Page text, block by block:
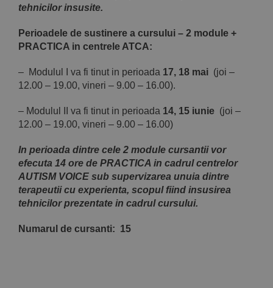
tehnicilor insusite.
Perioadele de sustinere a cursului – 2 module +
PRACTICA in centrele ATCA:
– Modulul I va fi tinut in perioada 17, 18 mai (joi –
12.00 – 19.00, vineri – 9.00 – 16.00).
– Modulul II va fi tinut in perioada 14, 15 iunie (joi –
12.00 – 19.00, vineri – 9.00 – 16.00)
In perioada dintre cele 2 module cursantii vor
efecuta 14 ore de PRACTICA in cadrul centrelor
AUTISM VOICE sub supervizarea unuia dintre
terapeutii cu experienta, scopul fiind insusirea
tehnicilor prezentate in cadrul cursului.
Numarul de cursanti: 15